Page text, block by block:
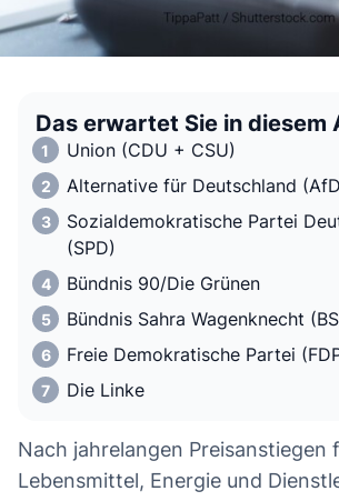
Das erwartet Sie in diesem
Union (CDU + CSU)
Alternative für Deutschland
Sozialdemokratische Partei
(SPD)
Bündnis 90/Die Grünen
Bündnis Sahra Wagenknecht
Freie Demokratische Partei
Die Linke
Nach jahrelangen Preisanstiegen
Lebensmittel, Energie und